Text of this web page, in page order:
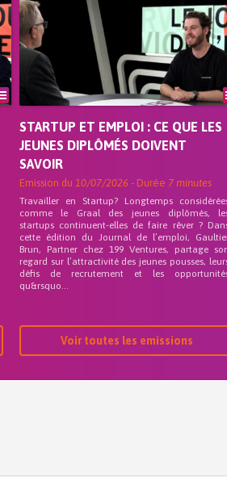
STARTUP ET EMPLOI : CE QUE LES
JEUNES DIPLÔMÉS DOIVENT
SAVOIR
Emission du 10/07/2026 - Durée 7 minutes
Travailler en Startup? Longtemps
comme le Graal des jeunes diplômés,
startups continuent-elles de faire rêver ?
cette édition du Journal de l’emploi,
Brun, Partner chez 199 Ventures, partage
regard sur l’attractivité des jeunes pousses,
défis de recrutement et les
qu&rsquo...
Voir toutes les emissions